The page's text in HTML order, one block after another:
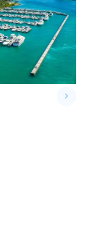
keyboard_arrow_right